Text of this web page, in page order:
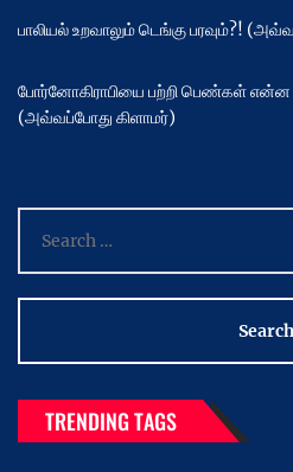
பாலியல் உறவாலும் டெங்கு பரவும்?!
போர்னோகிராபியை பற்றி பெண்கள் என்ன
(அவ்வப்போது கிளாமர்)
for:
TRENDING TAGS